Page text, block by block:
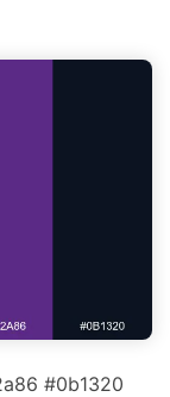
#0b1320